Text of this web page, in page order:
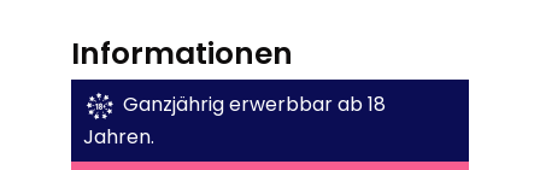
Informationen
Ganzjährig erwerbbar ab 18
Jahren.